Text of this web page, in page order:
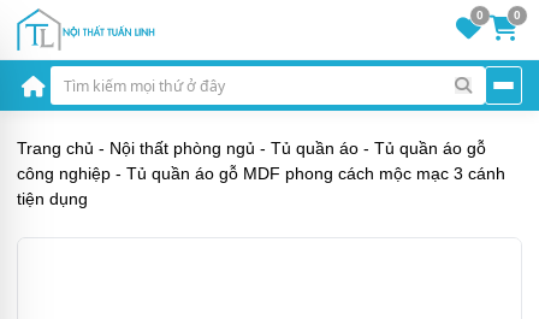
0 0
Trang chủ - Nội thất phòng ngủ - Tủ quần áo - Tủ quần áo gỗ
công nghiệp - Tủ quần áo gỗ MDF phong cách mộc mạc 3 cánh
tiện dụng